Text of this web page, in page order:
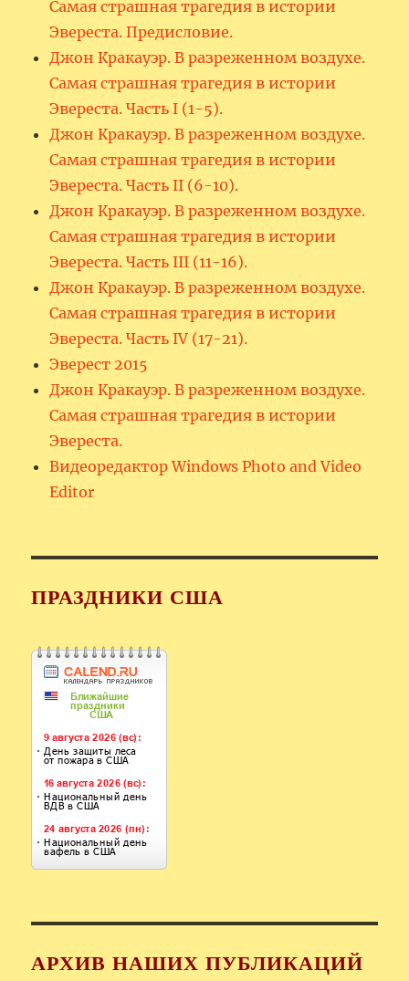
Самая страшная трагедия в истории
Эвереста. Предисловие.
Джон Кракауэр. В разреженном воздухе.
Самая страшная трагедия в истории
Эвереста. Часть I (1-5).
Джон Кракауэр. В разреженном воздухе.
Самая страшная трагедия в истории
Эвереста. Часть II (6-10).
Джон Кракауэр. В разреженном воздухе.
Самая страшная трагедия в истории
Эвереста. Часть III (11-16).
Джон Кракауэр. В разреженном воздухе.
Самая страшная трагедия в истории
Эвереста. Часть IV (17-21).
Эверест 2015
Джон Кракауэр. В разреженном воздухе.
Самая страшная трагедия в истории
Эвереста.
Видеоредактор Windows Photo and Video
Editor
ПРАЗДНИКИ США
АРХИВ НАШИХ ПУБЛИКАЦИЙ